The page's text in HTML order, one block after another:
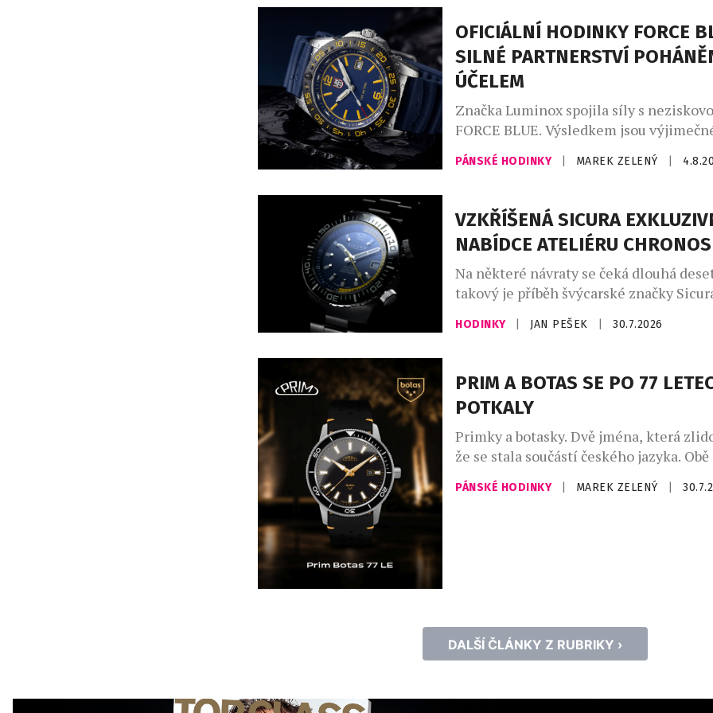
římských šperků, které nosila
znovu proměňuje […]
OFICIÁLNÍ HODINKY FORCE
SILNÉ PARTNERSTVÍ
ÚČELEM
Značka Luminox spojila síly s
FORCE BLUE. Výsledkem jsou
jejichž vznikem stojí elitní vojenští
dnes místo bojových operací zachraňují
byly od začátku do konce formovány
podněty vysloužilých členů Navy SEALs
ze speciálních jednotek. Jsou určeny
PÁNSKÉ HODINKY MAREK ZELENÝ
VZKŘÍŠENÁ SICURA
NABÍDCE ATELIÉRU
Na některé návraty se čeká dlouhá
takový je příběh švýcarské značky
mechanických hodinek. Pro sběratele je
Sicura totiž nikdy nebyla obyčejnou
značkou – byla symbolem odvahy
hledat technická řešení, která
HODINKY JAN PEŠEK 30.7.2026
PRIM A BOTAS SE PO 77
POTKALY
Primky a botasky. Dvě jména, která
že se stala součástí českého jazyka. Obě
vznikly v roce 1949 a po
poprvé setkaly na jednom výrobku.
PÁNSKÉ HODINKY MAREK ZELENÝ
DALŠÍ ČLÁNKY Z RUBRIKY ›